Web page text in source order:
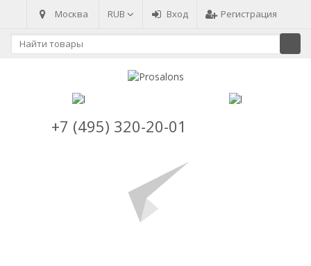
Москва RUB Вход Регистрация
+7 (495) 320-20-01